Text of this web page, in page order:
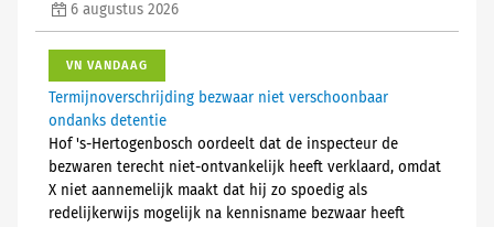
6 augustus 2026
VN VANDAAG
Termijnoverschrijding bezwaar niet verschoonbaar
ondanks detentie
Hof 's-Hertogenbosch oordeelt dat de inspecteur de
bezwaren terecht niet-ontvankelijk heeft verklaard, omdat
X niet aannemelijk maakt dat hij zo spoedig als
redelijkerwijs mogelijk na kennisname bezwaar heeft